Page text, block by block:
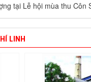
tại Lễ hội mùa thu Côn
LINH